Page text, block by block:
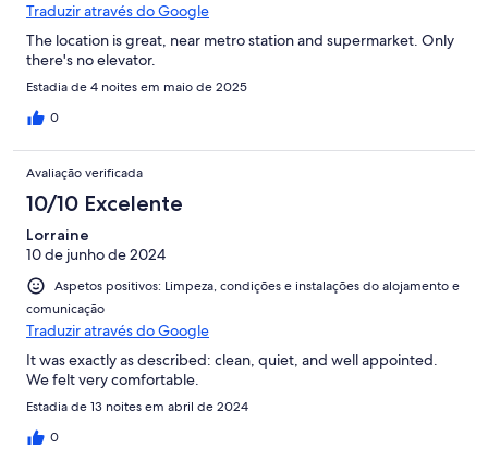
Traduzir através do Google
The location is great, near metro station and supermarket. Only
there's no elevator.
Estadia de 4 noites em maio de 2025
0
Avaliação verificada
10/10 Excelente
Lorraine
10 de junho de 2024
Aspetos positivos: Limpeza, condições e instalações do alojamento e
comunicação
Traduzir através do Google
It was exactly as described: clean, quiet, and well appointed.
We felt very comfortable.
Estadia de 13 noites em abril de 2024
0